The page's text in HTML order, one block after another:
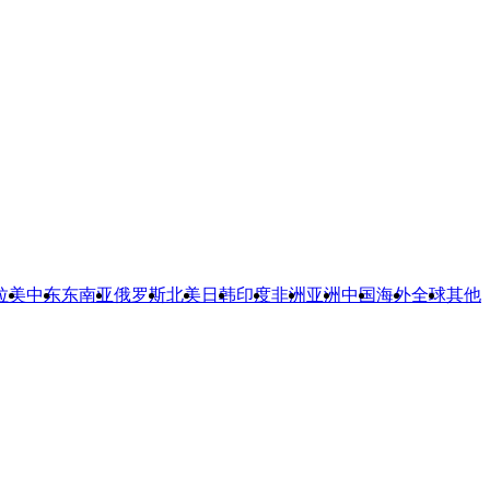
美中东东南亚俄罗斯北美 日韩印度非洲 亚洲中国海外全球其他